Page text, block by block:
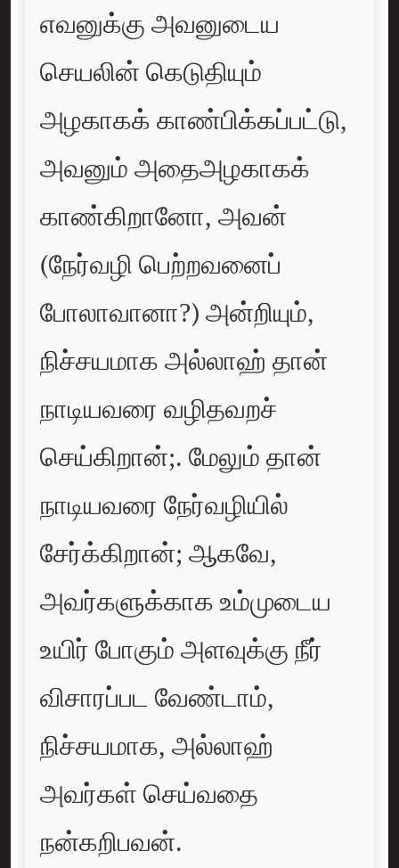
எவனுக்கு அவனுடைய
செயலின் கெடுதியும்
அழகாகக் காண்பிக்கப்பட்டு,
அவனும் அதைஅழகாகக்
காண்கிறானோ, அவன்
(நேர்வழி பெற்றவனைப்
போலாவானா?) அன்றியும்,
நிச்சயமாக அல்லாஹ் தான்
நாடியவரை வழிதவறச்
செய்கிறான்;. மேலும் தான்
நாடியவரை நேர்வழியில்
சேர்க்கிறான்; ஆகவே,
அவர்களுக்காக உம்முடைய
உயிர் போகும் அளவுக்கு நீர்
விசாரப்பட வேண்டாம்,
நிச்சயமாக, அல்லாஹ்
அவர்கள் செய்வதை
நன்கறிபவன்.